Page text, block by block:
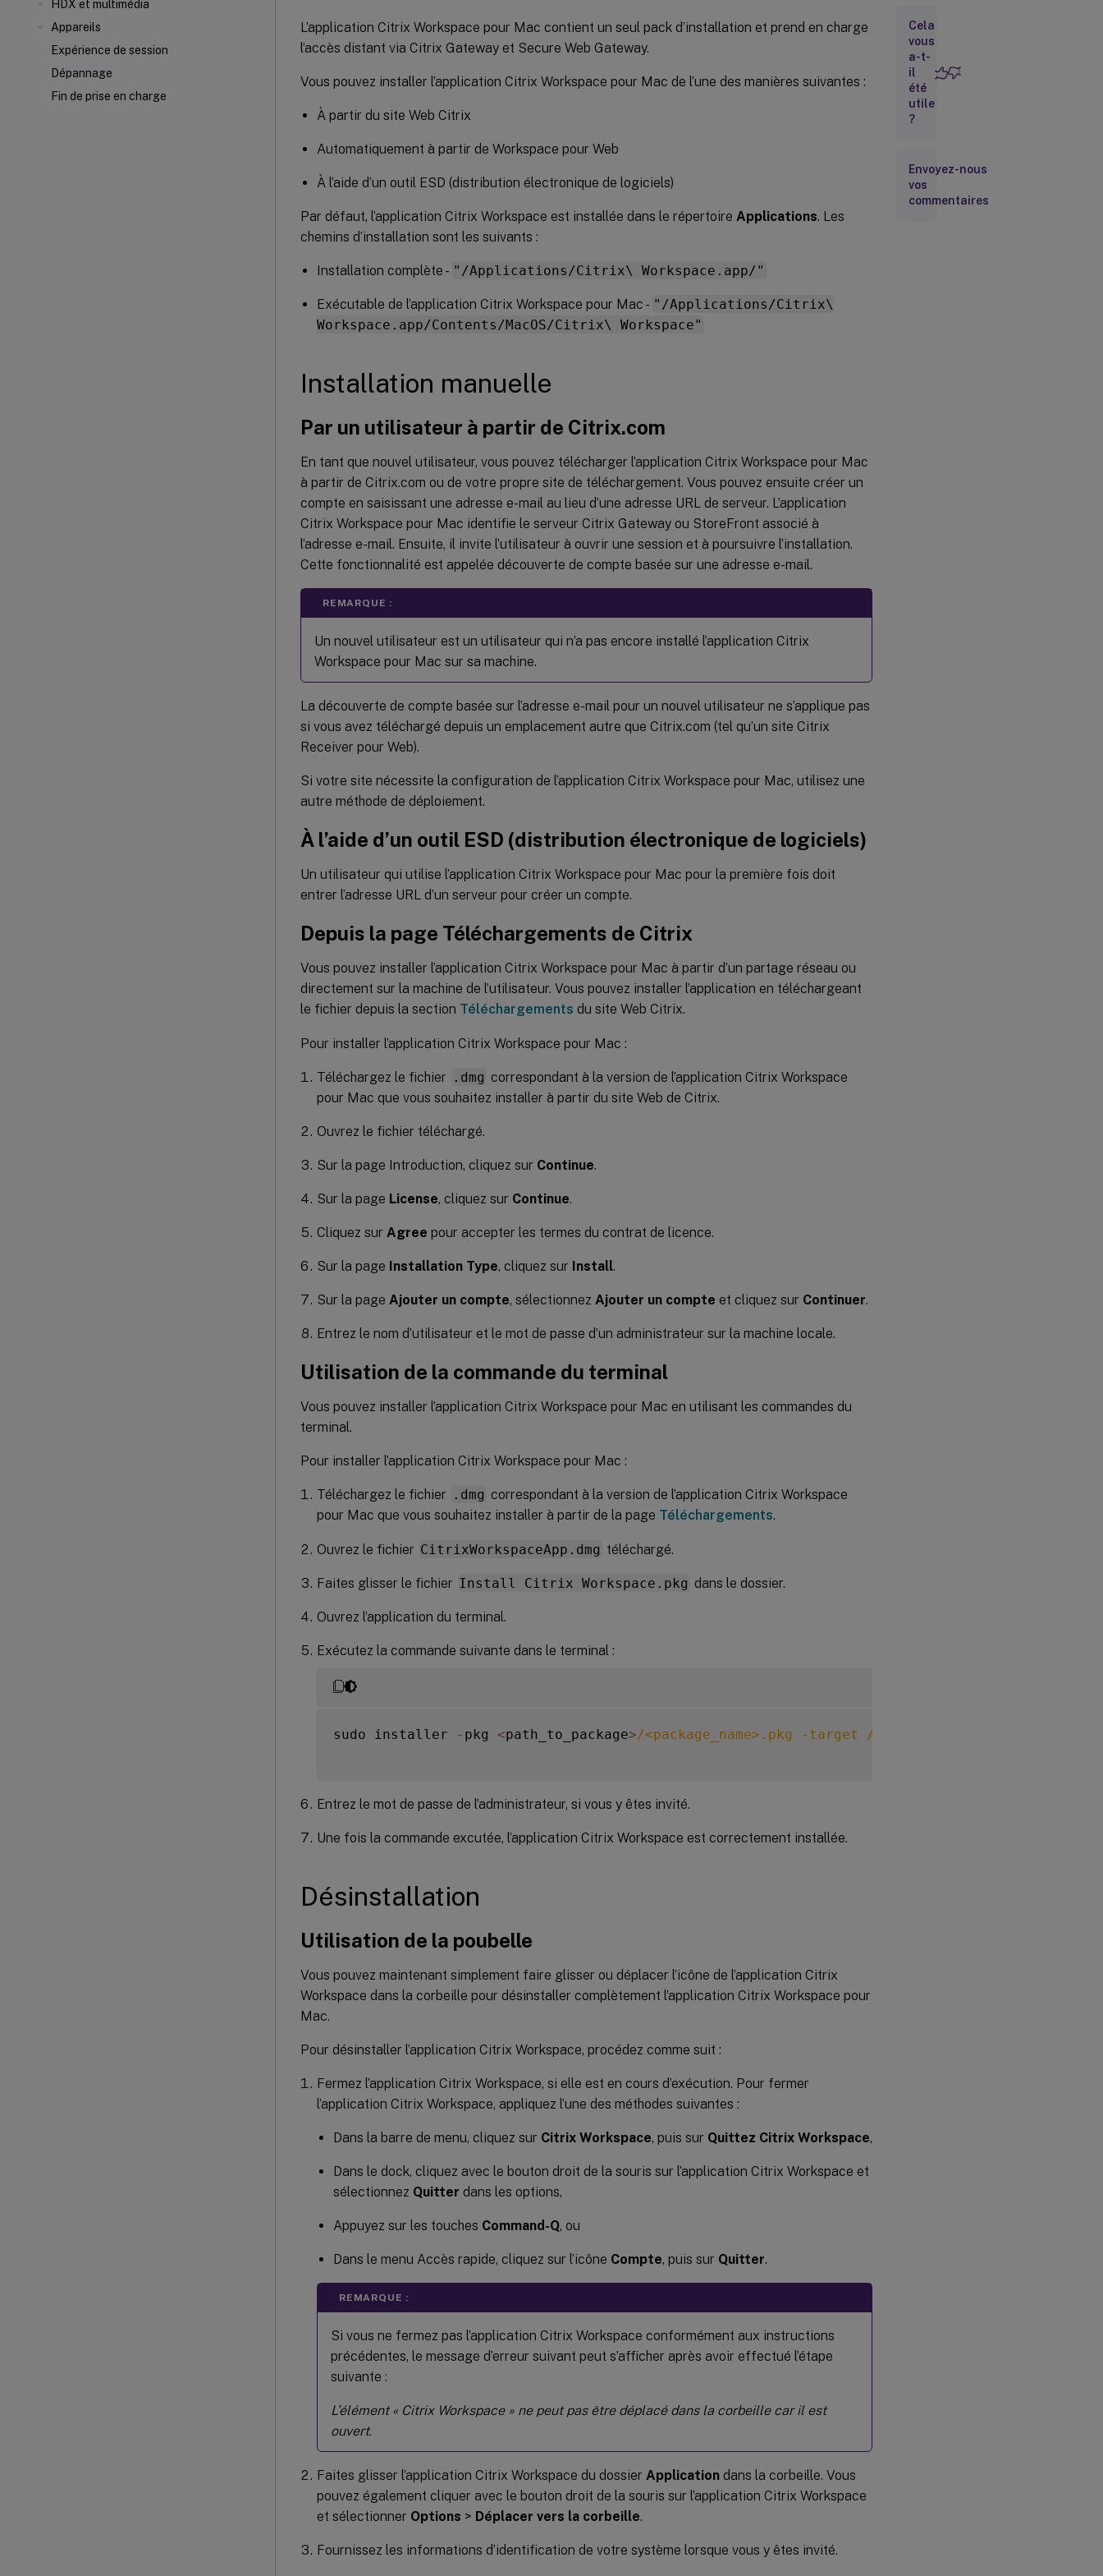
HDX et multimédia
Appareils
Expérience de session
Dépannage
Fin de prise en charge
L’application Citrix Workspace pour Mac contient un seul pack d’installation et prend en charge
l’accès distant via Citrix Gateway et Secure Web Gateway.
Vous pouvez installer l’application Citrix Workspace pour Mac de l’une des manières suivantes :
À partir du site Web Citrix
Automatiquement à partir de Workspace pour Web
À l’aide d’un outil ESD (distribution électronique de logiciels)
Par défaut, l’application Citrix Workspace est installée dans le répertoire Applications. Les
chemins d’installation sont les suivants :
Installation complète - "/Applications/Citrix\ Workspace.app/"
Exécutable de l’application Citrix Workspace pour Mac - "/Applications/Citrix\
Workspace.app/Contents/MacOS/Citrix\ Workspace"
Installation manuelle
Par un utilisateur à partir de Citrix.com
En tant que nouvel utilisateur, vous pouvez télécharger l’application Citrix Workspace pour Mac
à partir de Citrix.com ou de votre propre site de téléchargement. Vous pouvez ensuite créer un
compte en saisissant une adresse e-mail au lieu d’une adresse URL de serveur. L’application
Citrix Workspace pour Mac identifie le serveur Citrix Gateway ou StoreFront associé à
l’adresse e-mail. Ensuite, il invite l’utilisateur à ouvrir une session et à poursuivre l’installation.
Cette fonctionnalité est appelée découverte de compte basée sur une adresse e-mail.
REMARQUE :
Un nouvel utilisateur est un utilisateur qui n’a pas encore installé l’application Citrix
Workspace pour Mac sur sa machine.
La découverte de compte basée sur l’adresse e-mail pour un nouvel utilisateur ne s’applique pas
si vous avez téléchargé depuis un emplacement autre que Citrix.com (tel qu’un site Citrix
Receiver pour Web).
Si votre site nécessite la configuration de l’application Citrix Workspace pour Mac, utilisez une
autre méthode de déploiement.
À l’aide d’un outil ESD (distribution électronique de logiciels)
Un utilisateur qui utilise l’application Citrix Workspace pour Mac pour la première fois doit
entrer l’adresse URL d’un serveur pour créer un compte.
Depuis la page Téléchargements de Citrix
Vous pouvez installer l’application Citrix Workspace pour Mac à partir d’un partage réseau ou
directement sur la machine de l’utilisateur. Vous pouvez installer l’application en téléchargeant
le fichier depuis la section Téléchargements du site Web Citrix.
Pour installer l’application Citrix Workspace pour Mac :
Téléchargez le fichier .dmg correspondant à la version de l’application Citrix Workspace
pour Mac que vous souhaitez installer à partir du site Web de Citrix.
Ouvrez le fichier téléchargé.
Sur la page Introduction, cliquez sur Continue.
Sur la page License, cliquez sur Continue.
Cliquez sur Agree pour accepter les termes du contrat de licence.
Sur la page Installation Type, cliquez sur Install.
Sur la page Ajouter un compte, sélectionnez Ajouter un compte et cliquez sur Continuer.
Entrez le nom d’utilisateur et le mot de passe d’un administrateur sur la machine locale.
Utilisation de la commande du terminal
Vous pouvez installer l’application Citrix Workspace pour Mac en utilisant les commandes du
terminal.
Pour installer l’application Citrix Workspace pour Mac :
Téléchargez le fichier .dmg correspondant à la version de l’application Citrix Workspace
pour Mac que vous souhaitez installer à partir de la page Téléchargements.
Ouvrez le fichier CitrixWorkspaceApp.dmg téléchargé.
Faites glisser le fichier Install Citrix Workspace.pkg dans le dossier.
Ouvrez l’application du terminal.
Exécutez la commande suivante dans le terminal :
sudo installer - pkg <path_to_package>/<package_name>.pkg -target /
Entrez le mot de passe de l’administrateur, si vous y êtes invité.
Une fois la commande excutée, l’application Citrix Workspace est correctement installée.
Désinstallation
Utilisation de la poubelle
Vous pouvez maintenant simplement faire glisser ou déplacer l’icône de l’application Citrix
Workspace dans la corbeille pour désinstaller complètement l’application Citrix Workspace pour
Mac.
Pour désinstaller l’application Citrix Workspace, procédez comme suit :
Fermez l’application Citrix Workspace, si elle est en cours d’exécution. Pour fermer
l’application Citrix Workspace, appliquez l’une des méthodes suivantes :
Dans la barre de menu, cliquez sur Citrix Workspace, puis sur Quittez Citrix Workspace,
Dans le dock, cliquez avec le bouton droit de la souris sur l’application Citrix Workspace et
sélectionnez Quitter dans les options,
Appuyez sur les touches Command-Q, ou
Dans le menu Accès rapide, cliquez sur l’icône Compte, puis sur Quitter.
REMARQUE :
Si vous ne fermez pas l’application Citrix Workspace conformément aux instructions
précédentes, le message d’erreur suivant peut s’afficher après avoir effectué l’étape
suivante :
L’élément « Citrix Workspace » ne peut pas être déplacé dans la corbeille car il est
ouvert.
Faites glisser l’application Citrix Workspace du dossier Application dans la corbeille. Vous
pouvez également cliquer avec le bouton droit de la souris sur l’application Citrix Workspace
et sélectionner Options > Déplacer vers la corbeille.
Fournissez les informations d’identification de votre système lorsque vous y êtes invité.
Prise en
charge de
l’installation
automatique
du plug-in
d’analyse de
point de
Point
Analysis)
avec
Cela
vous
a-t-
il
été
utile
?
Envoyez-nous
vos
commentaires